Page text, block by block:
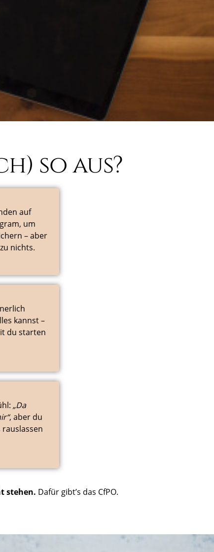
so aus?
auf
um
– aber
nichts.
kannst –
du starten
„Da
, aber du
stehen. Dafür gibt’s das CfPO.